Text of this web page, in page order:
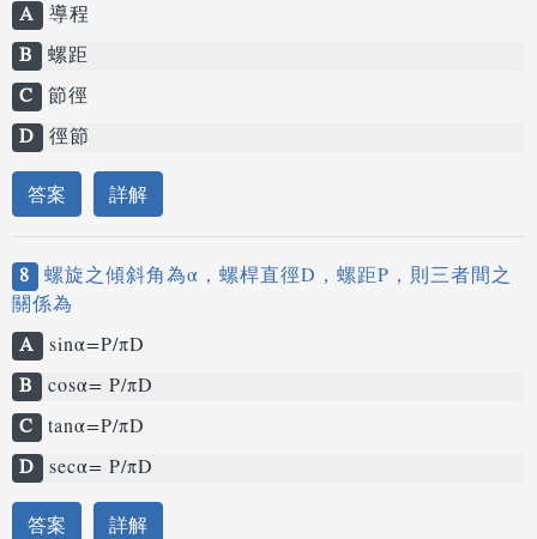
A 導程
B 螺距
C 節徑
D 徑節
答案 詳解
8 螺旋之傾斜角為α，螺桿直徑D，螺距P，則三者間之
關係為
A sinα=P/πD
B cosα= P/πD
C tanα=P/πD
D secα= P/πD
答案 詳解